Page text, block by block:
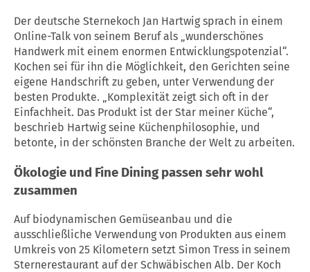
Der deutsche Sternekoch Jan Hartwig sprach in einem
Online-Talk von seinem Beruf als „wunderschönes
Handwerk mit einem enormen Entwicklungspotenzial“.
Kochen sei für ihn die Möglichkeit, den Gerichten seine
eigene Handschrift zu geben, unter Verwendung der
besten Produkte. „Komplexität zeigt sich oft in der
Einfachheit. Das Produkt ist der Star meiner Küche“,
beschrieb Hartwig seine Küchenphilosophie, und
betonte, in der schönsten Branche der Welt zu arbeiten.
Ökologie und Fine Dining passen sehr wohl
zusammen
Auf biodynamischen Gemüseanbau und die
ausschließliche Verwendung von Produkten aus einem
Umkreis von 25 Kilometern setzt Simon Tress in seinem
Sternerestaurant auf der Schwäbischen Alb. Der Koch